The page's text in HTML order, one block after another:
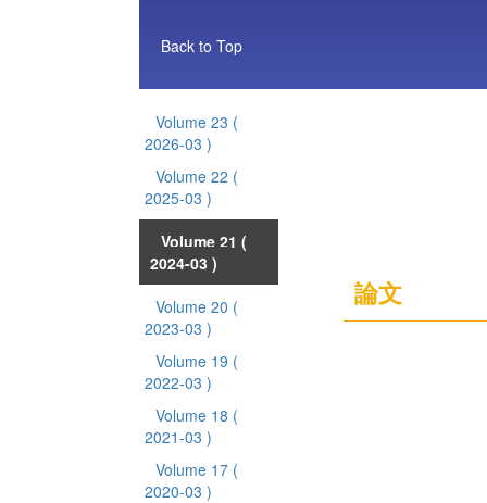
Back to Top
Volume 23 (
2026-03 )
Volume 22 (
2025-03 )
Volume 21 (
2024-03 )
Volume 20 (
2023-03 )
Volume 19 (
2022-03 )
Volume 18 (
2021-03 )
Volume 17 (
2020-03 )
論文